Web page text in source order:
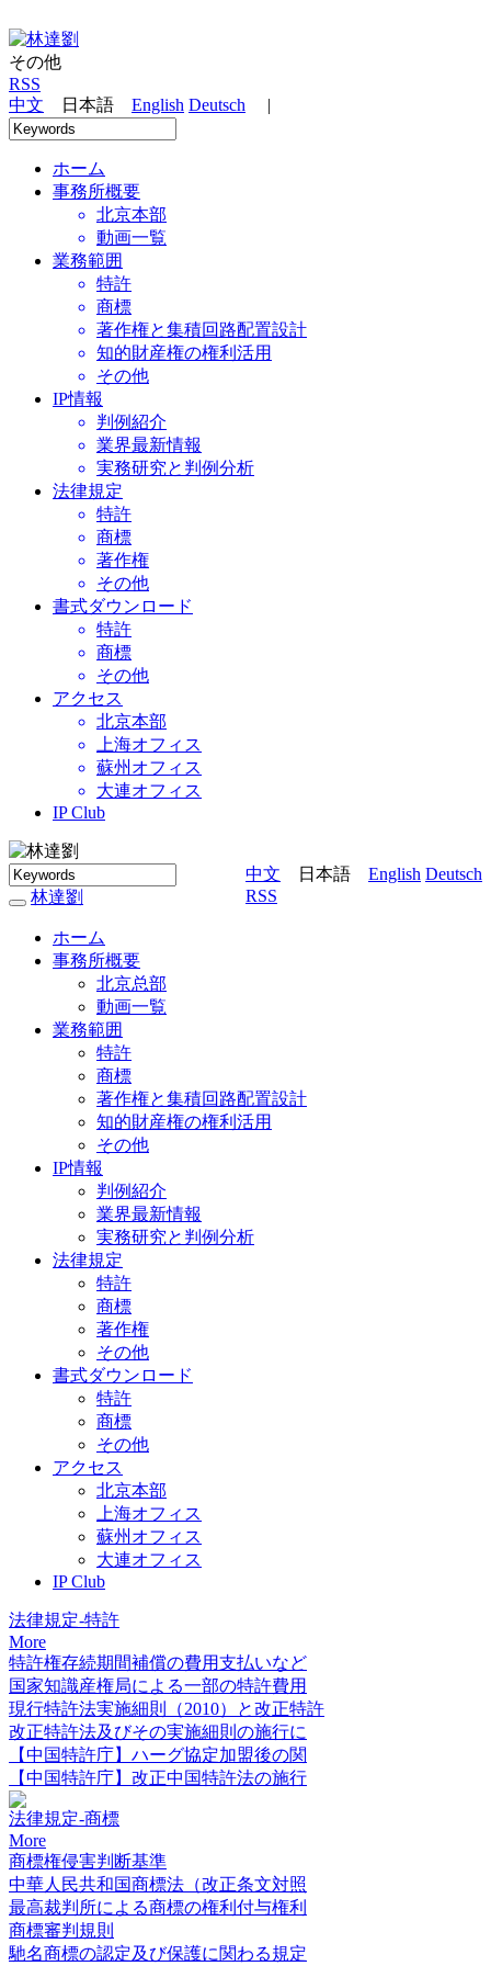
その他
RSS
中文 日本語 English Deutsch |
ホーム
事務所概要
北京本部
動画一覧
業務範囲
特許
商標
著作権と集積回路配置設計
知的財産権の権利活用
その他
IP情報
判例紹介
業界最新情報
実務研究と判例分析
法律規定
特許
商標
著作権
その他
書式ダウンロード
特許
商標
その他
アクセス
北京本部
上海オフィス
蘇州オフィス
大連オフィス
IP Club
中文 日本語 English Deutsch
RSS
林
林達劉
ホーム
事務所概要
北京总部
動画一覧
業務範囲
特許
商標
著作権と集積回路配置設計
知的財産権の権利活用
その他
IP情報
判例紹介
業界最新情報
実務研究と判例分析
法律規定
特許
商標
著作権
その他
書式ダウンロード
特許
商標
その他
アクセス
北京本部
上海オフィス
蘇州オフィス
大連オフィス
IP Club
法律規定-特許
More
特許権存続期間補償の費用支払いなど
国家知識産権局による一部の特許費用
現行特許法実施細則（2010）と改正特許
改正特許法及びその実施細則の施行に
【中国特許庁】ハーグ協定加盟後の関
【中国特許庁】改正中国特許法の施行
法律規定-商標
More
商標権侵害判断基準
中華人民共和国商標法（改正条文対照
最高裁判所による商標の権利付与権利
商標審判規則
馳名商標の認定及び保護に関わる規定